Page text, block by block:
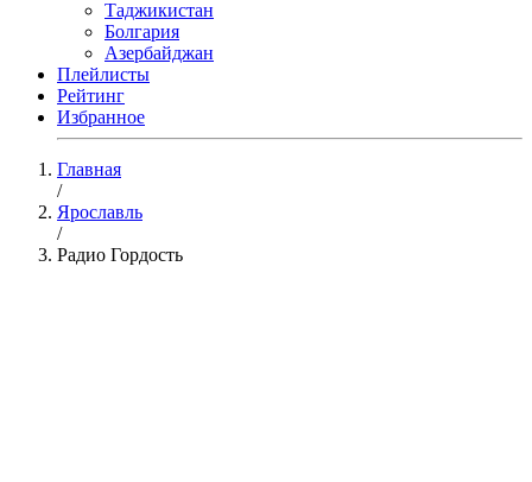
Таджикистан
Болгария
Азербайджан
Плейлисты
Рейтинг
Избранное
Главная
/
Ярославль
/
Радио Гордость